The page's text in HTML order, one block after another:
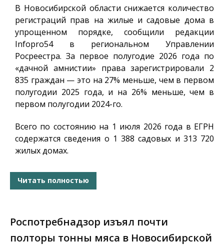
В Новосибирской области снижается количество
регистраций прав на жилые и садовые дома в
упрощенном порядке, сообщили редакции
Infopro54в региональном Управлении
Росреестра. За первое полугодие 2026 года по
«дачной амнистии» права зарегистрировали 2
835 граждан — это на 27% меньше, чем в первом
полугодии 2025 года, и на 26% меньше, чем в
первом полугодии 2024-го.
Всего по состоянию на 1 июля 2026 года в ЕГРН
содержатся сведения о 1 388 садовых и 313 720
жилых домах.
Читать полностью
Роспотребнадзор изъял почти
полторы тонны мяса в Новосибирской